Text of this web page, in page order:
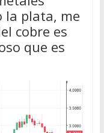
la plata, me
cobre es
que es